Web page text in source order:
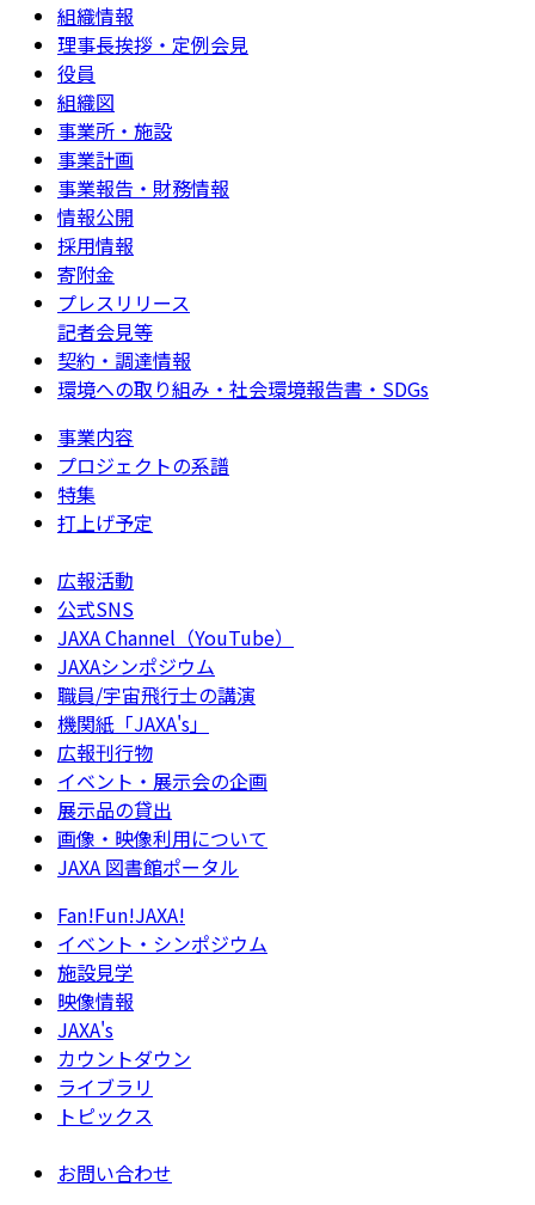
組織情報
理事長挨拶・定例会見
役員
組織図
事業所・施設
事業計画
事業報告・財務情報
情報公開
採用情報
寄附金
プレスリリース
記者会見等
契約・調達情報
環境への取り組み・社会環境報告書・SDGs
事業内容
プロジェクトの系譜
特集
打上げ予定
広報活動
公式SNS
JAXA Channel（YouTube）
JAXAシンポジウム
職員/宇宙飛行士の講演
機関紙「JAXA's」
広報刊行物
イベント・展示会の企画
展示品の貸出
画像・映像利用について
JAXA 図書館ポータル
Fan!Fun!JAXA!
イベント・シンポジウム
施設見学
映像情報
JAXA's
カウントダウン
ライブラリ
トピックス
お問い合わせ